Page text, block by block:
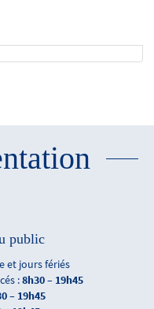
public
et jours fériés
:8h30 – 19h45
– 19h45